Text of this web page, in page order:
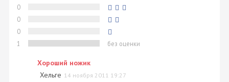
0
0
0
1
без оценки
Хороший ножик
Хельге 14 ноября 2011 19:27